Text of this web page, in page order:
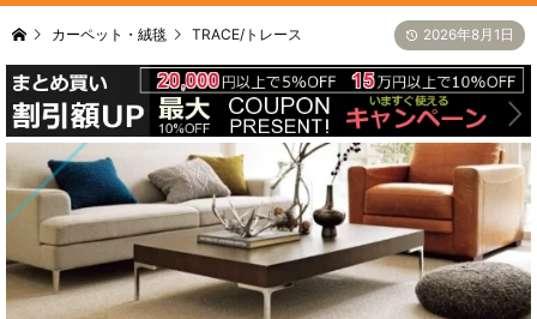
絨
毯
玄
関
マ
ッ
ト
ル
型
プ
シ
ョ
ン・
補
助
カーペット・絨毯 TRACE/トレース 2026年8月1日